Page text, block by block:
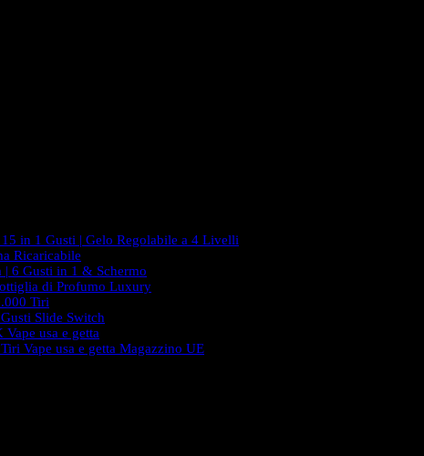
in 1 Gusti | Gelo Regolabile a 4 Livelli
Ricaricabile
| 6 Gusti in 1 & Schermo
di Profumo Luxury
Tiri
Slide Switch
usa e getta
Vape usa e getta Magazzino UE